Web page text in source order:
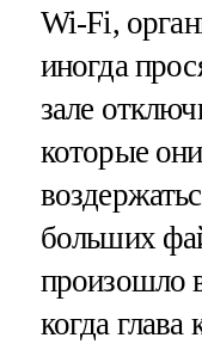
Wi-Fi,
иногда
зале
которые
больших
произошло
когда